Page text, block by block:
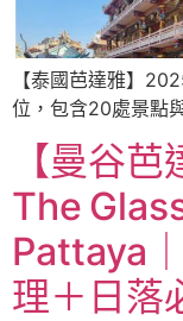
【泰國芭達雅】
位，包含20處景點
【曼谷芭
The
Pattaya
理＋日落